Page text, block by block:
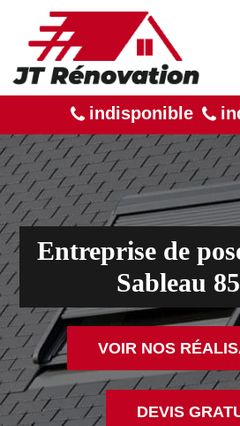
indisponible
Entreprise de
Sableau
VOIR NOS
DEVIS